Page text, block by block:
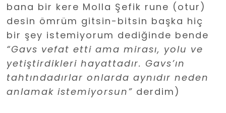
bana bir kere Molla Şefik rune (otur)
desin ömrüm gitsin-bitsin başka hiç
bir şey istemiyorum dediğinde bende
“Gavs vefat etti ama mirası, yolu ve
yetiştirdikleri hayattadır. Gavs’ın
tahtındadırlar onlarda aynıdır neden
anlamak istemiyorsun” derdim)